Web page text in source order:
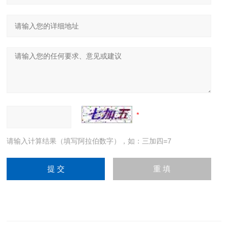
请输入计算结果（填写阿拉伯数字），如：三加四=7